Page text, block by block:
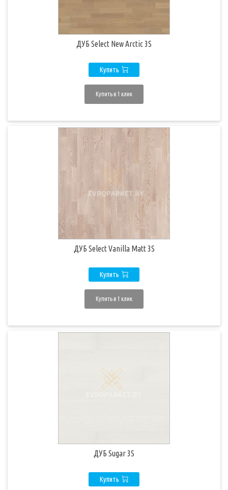
ДУБ Select New Arctic 3S
Купить
Купить в 1 клик
ДУБ Select Vanilla Matt 3S
Купить
Купить в 1 клик
ДУБ Sugar 3S
Купить